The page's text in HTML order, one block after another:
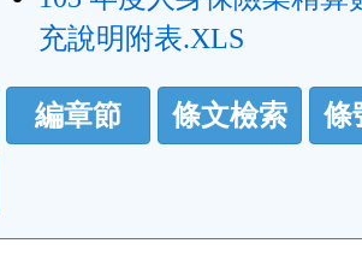
充說明附表.XLS
編章節 條文檢索 條